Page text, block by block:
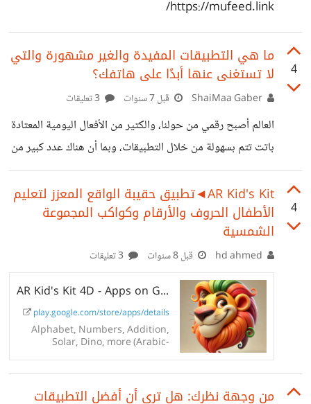
https://mufeed.link/
4
ما هي التطبيقات المفيدة والغير مشهورة والتي
لا تستغنى عنها أبدًا على هاتفك؟
قبل 7 سنوات
العالم أصبح رقمي من حولنا، والكتير من الأفعال اليومية المعتادة
باتت تتم بسهولة من خلال التطبيقات، وبما أن هناك عدد كبير من
التطبيقات من المؤكد أننا قد لا نعرفها جميعًا، وبالتالي قد نحسر
العديد من مزاياها. *وفيما يلي 5 تطبيقات استخدامها على
هاتفي ولا استغني عنها:* *1- Lost IT:* في المقام الأول يأتي
الوزن والرشاقة، بعد إدخال بيانتك الشخصية من وزن وطول،
يحدد التطبيق وزنك المثالي، ويحسب سعراتك الحرارية، ويتابع
4
AR Kid's Kit◄تطبيق حقيبة الواقع المعزز لتعليم
الأطفال الحروف والأرقام وكواكب المجموعة
الشمسية
قبل 8 سنوات
AR Kid's Kit 4D - Apps on Google Play
play.google.com/store/apps/details
Alphabet, Numbers, Addition,
Solar, Dino, more (Arabic-
English-French-German)
من وجهة نظرك: هل ترى أن أفضل التطبيقات